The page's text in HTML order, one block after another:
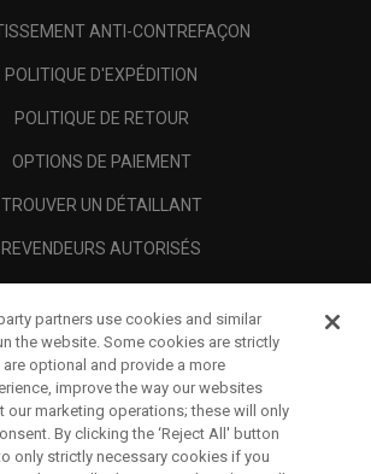
ANTI-CONTREFAÇON
POLITIQUE D'EXPÉDITION
POLITIQUE DE RETOUR
OPTIONS DE PAIEMENT
TROUVER UN DÉTAILLANT
REVENDEURS AUTORISÉS
A PROPOS
MENTIONS LÉGALES
partners use cookies and similar
the website. Some cookies are strictly
are optional and provide a more
improve the way our websites
our marketing operations; these will only
By clicking the ‘Reject All' button
only strictly necessary cookies if you